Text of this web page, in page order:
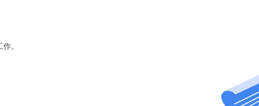
。